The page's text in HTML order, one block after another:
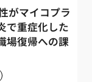
がマイコプラ
で重症化した
場復帰への課